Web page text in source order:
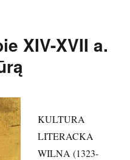
XIV-XVII a.
KULTURA
LITERACKA
WILNA (1323-